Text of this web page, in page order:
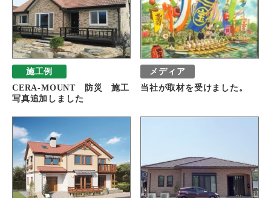
施工例
CERA-MOUNT 防災 施工
写真追加しました
メディア
当社が取材を受けました。